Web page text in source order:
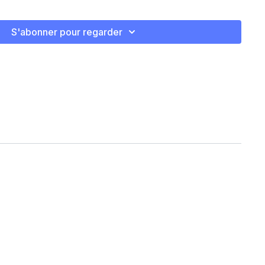
S'abonner pour regarder